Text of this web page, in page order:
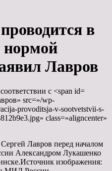
в
нормой
Лавров
src=»/wp-
provoditsja-v-sootvetstvii-s-
class=»aligncenter»
Лавров перед началом
Александром Лукашенко
изображения: